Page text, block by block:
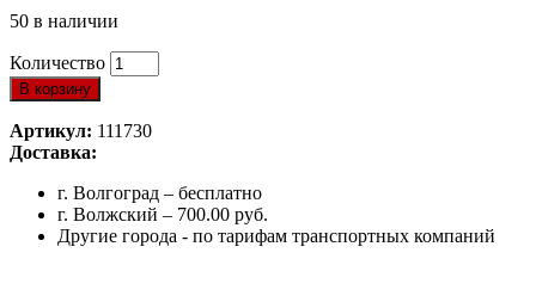
50 в наличии
Количество
В корзину
Артикул: 111730
Доставка:
г. Волгоград – бесплатно
г. Волжский – 700.00 руб.
Другие города - по тарифам транспортных компаний